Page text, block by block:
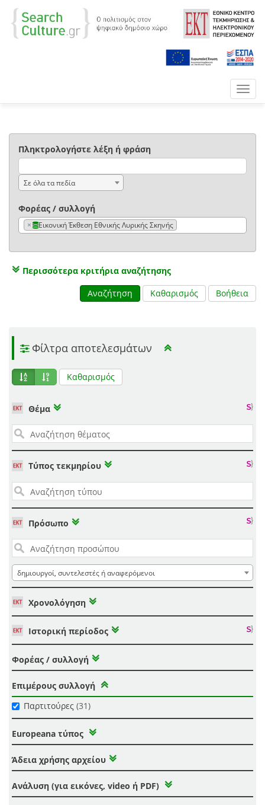
Πληκτρολογήστε λέξη ή φράση
Σε όλα τα πεδία
Φορέας / συλλογή
× Εικονική Έκθεση Εθνικής Λυρικής Σκηνής
Περισσότερα κριτήρια αναζήτησης
Αναζήτηση
Καθαρισμός Βοήθεια
Φίλτρα αποτελεσμάτων
Καθαρισμός
Θέμα
Τύπος τεκμηρίου
Πρόσωπο
δημιουργοί, συντελεστές ή αναφερόμενοι
Χρονολόγηση
Ιστορική περίοδος
Φορέας / συλλογή
Επιμέρους συλλογή
Παρτιτούρες (31)
Europeana τύπος
Άδεια χρήσης αρχείου
Ανάλυση (για εικόνες, video ή PDF)